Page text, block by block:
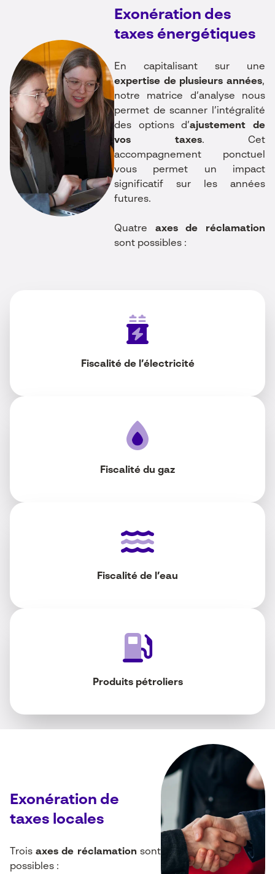
Exonération des
taxes énergétiques
En capitalisant sur une
expertise de plusieurs années,
notre matrice d’analyse nous
permet de scanner l’intégralité
des options d’ajustement de
vos taxes. Cet
accompagnement ponctuel
vous permet un impact
significatif sur les années
futures.
Quatre axes de réclamation
sont possibles :
Fiscalité de l’électricité
Fiscalité du gaz
Fiscalité de l’eau
Produits pétroliers
Exonération de
taxes locales
Troisaxes de réclamation sont
possibles :